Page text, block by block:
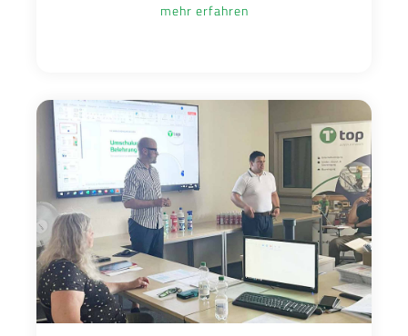
mehr erfahren